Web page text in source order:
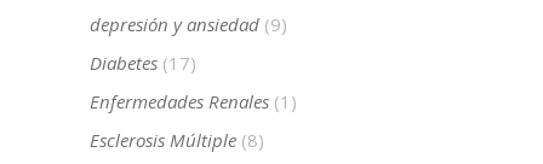
depresión y ansiedad (9)
Diabetes (17)
Enfermedades Renales (1)
Esclerosis Múltiple (8)